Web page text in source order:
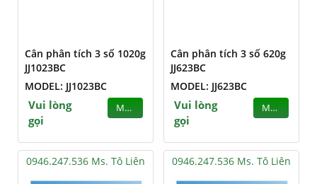
Cân phân tích 3 số 1020g
JJ1023BC
MODEL: JJ1023BC
Vui lòng
gọi
MUA
Cân phân tích 3 số 620g
JJ623BC
MODEL: JJ623BC
Vui lòng
gọi
MUA
0946.247.536 Ms. Tô Liên 0946.247.536 Ms. Tô Liên